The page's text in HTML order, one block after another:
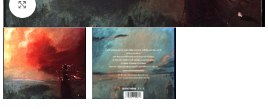
Klick zum Vergrößern